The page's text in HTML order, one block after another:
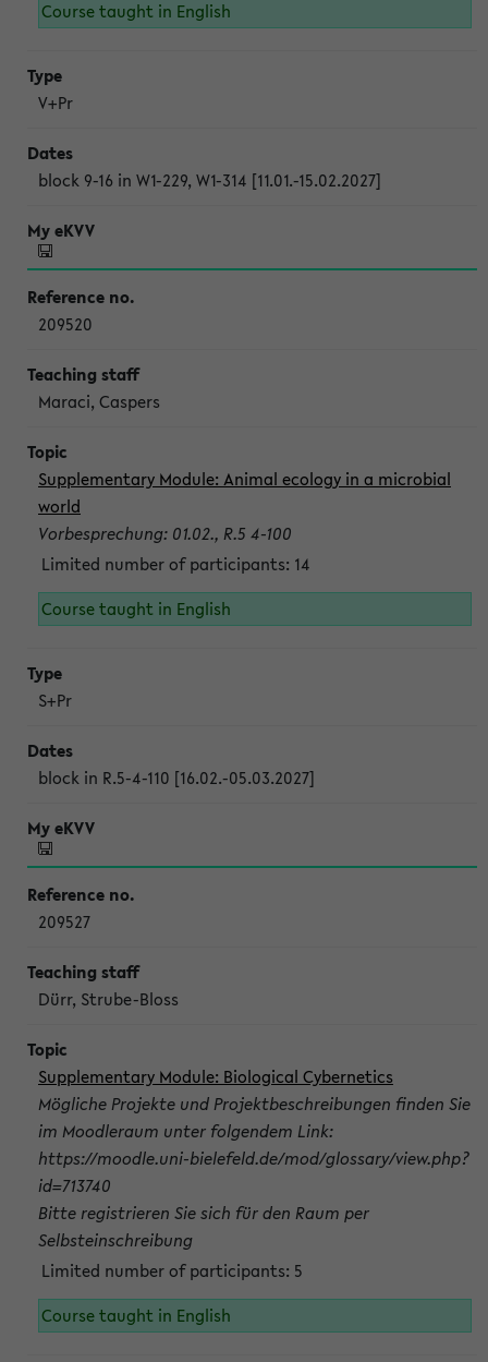
Course taught in English
V+Pr
block 9-16 in W1-229, W1-314 [11.01.-15.02.2027]
209520
Maraci, Caspers
Supplementary Module: Animal ecology in a microbial
world
Vorbesprechung: 01.02., R.5 4-100
Limited number of participants: 14
Course taught in English
S+Pr
block in R.5-4-110 [16.02.-05.03.2027]
209527
Dürr, Strube-Bloss
Supplementary Module: Biological Cybernetics
Mögliche Projekte und Projektbeschreibungen finden Sie
im Moodleraum unter folgendem Link:
https://moodle.uni-bielefeld.de/mod/glossary/view.php?
id=713740
Bitte registrieren Sie sich für den Raum per
Selbsteinschreibung
Limited number of participants: 5
Course taught in English